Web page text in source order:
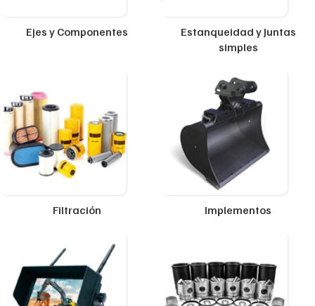
Ejes y Componentes
Estanqueidad y Juntas
simples
Filtración Implementos